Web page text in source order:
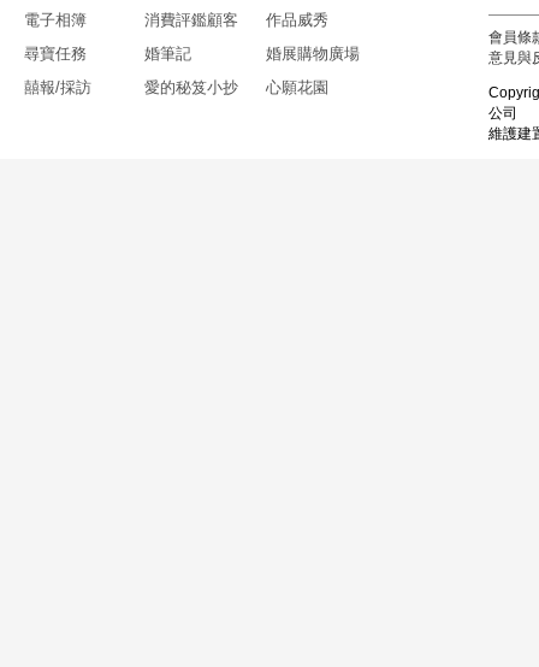
電子相簿
消費評鑑顧客
作品威秀
尋寶任務
婚筆記
婚展購物廣場
囍報/採訪
愛的秘笈小抄 心願花園
會員條
意見與
公司
維護建